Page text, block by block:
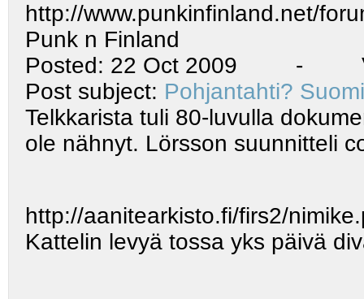
http://www.punkinfinland.net/
Punk n Finland
Posted: 22 Oct 2009 -
Post subject: Pohjantahti?
Telkkarista tuli 80-luvulla
ole nähnyt. Lörsson suunnitteli
http://aanitearkisto.fi/firs2/
Kattelin levyä tossa yks päivä